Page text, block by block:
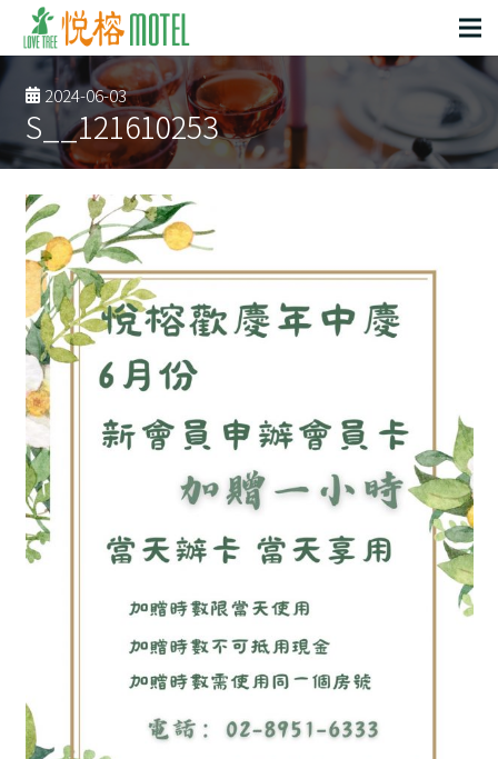
2024-06-03
S__121610253